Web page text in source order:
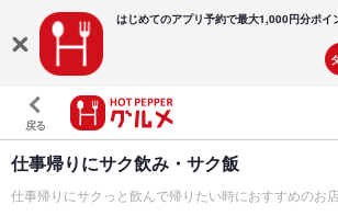
はじめてのアプリ予約で最大1,000円分ポイ
戻る
仕事帰りにサク飲み・サク飯
仕事帰りにサクっと飲んで帰りたい時におすすめのお